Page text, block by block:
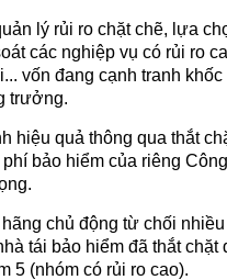
lý rủi ro chặt chẽ, lựa
các nghiệp vụ có rủi ro
vốn đang cạnh tranh
trưởng.
hiệu quả thông qua thắt
bảo hiểm của riêng
chủ động từ chối
tái bảo hiểm đã thắt
5 (nhóm có rủi ro cao).